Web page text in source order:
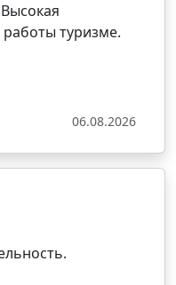
туризме.
06.08.2026